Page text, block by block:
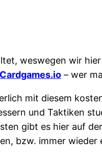
weswegen wir
Cardgames.io – wer
mit diesem
und Taktiken
gibt es hier auf
bzw. immer